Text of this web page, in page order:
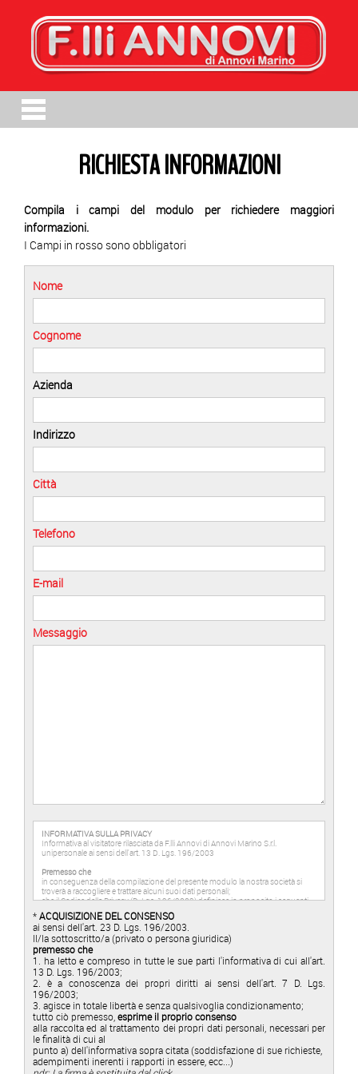
RICHIESTA INFORMAZIONI
Compila i campi del modulo per richiedere maggiori
informazioni.
I Campi in rosso sono obbligatori
Nome
Cognome
Azienda
Indirizzo
Città
Telefono
E-mail
Messaggio
INFORMATIVA SULLA PRIVACY
Informativa al visitatore rilasciata da F.lli Annovi di Annovi Marino S.r.l.
unipersonale ai sensi dell'art. 13 D. Lgs. 196/2003
Premesso che
in conseguenza della compilazione del presente modulo la nostra società si
troverà a raccogliere e trattare alcuni suoi dati personali;
che il Codice della Privacy (D. Lgs. 196/2003) definisce in proposito i seguenti
concetti:
-Trattamento: qualunque operazione, effettuata anche senza l'ausilio di
strumenti elettronici, concernente la raccolta, la registrazione, l'organizzazione,
la conservazione, la consultazione, l'elaborazione, la modificazione, la selezione,
l'estrazione, il raffronto, l'utilizzo, l'interconnessione, il blocco, la comunicazione,
la diffusione, la cancellazione e la distruzione di dati;
- Dato personale: qualunque informazione relativa a persona fisica, persona
giuridica, ente o associazione, identificata o identificabile, anche indirettamente,
mediante riferimento a qualsiasi altra informazione, ivi compreso un numero di
identificazione personale;
tutto ciò premesso, ai sensi dell'articolo 13 del D. Lgs. 196/2003 (Codice della
Privacy),
la informiamo
che la raccolta ed il trattamento dei suoi dati personali saranno effettuati dalla
società scrivente in conformità a quanto segue:
*ACQUISIZIONE DEL CONSENSO
ai sensi dell'art. 23 D. Lgs. 196/2003.
Il/la sottoscritto/a (privato o persona giuridica)
premesso che
1. ha letto e compreso in tutte le sue parti l'informativa di cui all'art.
13 D. Lgs. 196/2003;
2. è a conoscenza dei propri diritti ai sensi dell'art. 7 D. Lgs.
196/2003;
3. agisce in totale libertà e senza qualsivoglia condizionamento;
tutto ciò premesso,esprime il proprio consenso
alla raccolta ed al trattamento dei propri dati personali, necessari per
le finalità di cui al
punto a) dell'informativa sopra citata (soddisfazione di sue richieste,
adempimenti inerenti i rapporti in essere, ecc...)